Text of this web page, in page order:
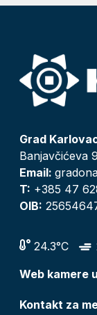
Grad
Banjavčićeva
Email:
T: +385 47
OIB:
24.3°C
Web kamere
Kontakt za